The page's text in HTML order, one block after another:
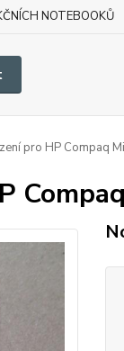
NOTEBOOKŮ
pro HP Compaq